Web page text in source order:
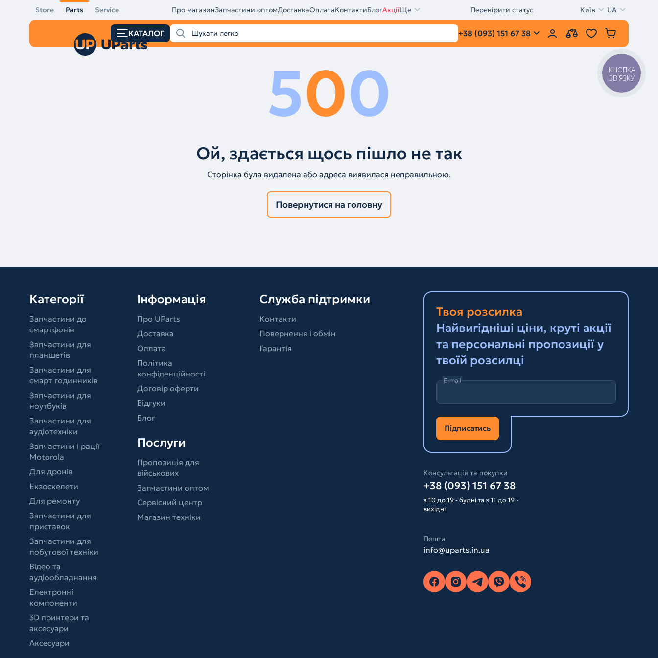
Store Parts Service Про магазинЗапчастини оптомДоставкаОплатаКонтактиБлогАкціїЩе Перевірити статус Київ UA
КАТАЛОГ +38 (093) 151 67 38
500
Ой, здається щось пішло не так
Сторінка була видалена або адреса виявилася неправильною.
Повернутися на головну
Категорії
Запчастини до
смартфонів
Запчастини для
планшетів
Запчастини для
смарт годинників
Запчастини для
ноутбуків
Запчастини для
аудіотехніки
Запчастини і рації
Motorola
Для дронів
Екзоскелети
Для ремонту
Запчастини для
приставок
Запчастини для
побутової техніки
Відео та
аудіообладнання
Електронні
компоненти
3D принтери та
аксесуари
Аксесуари
Інформація
Про UParts
Доставка
Оплата
Політика
конфіденційності
Договір оферти
Відгуки
Блог
Послуги
Пропозиція для
військових
Запчастини оптом
Сервісний центр
Магазин техніки
Служба підтримки
Контакти
Повернення і обмін
Гарантія
Твоя розсилка
Найвигідніші ціни, круті акції
та персональні пропозиції у
твоїй розсилці
E-mail
Підписатись
Консультація та покупки
+38 (093) 151 67 38
з 10 до 19 - будні та з 11 до 19 -
вихідні
Пошта
info@uparts.in.ua
КНОПКА
ЗВ'ЯЗКУ